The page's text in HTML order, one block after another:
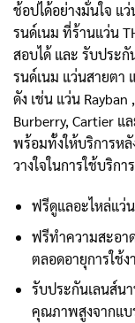
ช้อปได้อย่างมั่นใจ แ
รนด์เนม ที่ร้านแว่น
สอบได้ และ รับประ
รนด์เนม แว่นสายตา
ดัง เช่น แว่น Rayban
Burberry, Cartier แ
พร้อมทั้งให้บริการหลั
วางใจในการใช้บริก
ฟรีดูแลอะไหล่แว่
ฟรีทำความสะอา
ตลอดอายุการใช้ง
รับประกันเลนส์น
คุณภาพสูงจากแบ